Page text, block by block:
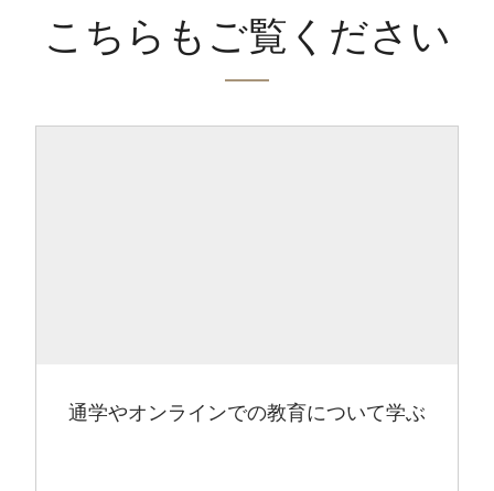
こちらもご覧ください
通学やオンラインでの教育について学ぶ